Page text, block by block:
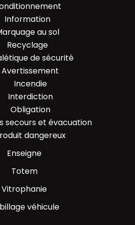
Information
au sol
Recyclage
de sécurité
Avertissement
Incendie
Interdiction
Obligation
secours et évacuation
dangereux
Enseigne
Totem
Vitrophanie
véhicule